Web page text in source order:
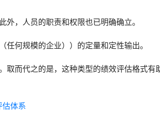
，人员的职责和权限也已明确确立。
何规模的企业））的定量和定性输出。
取而代之的是，这种类型的绩效评估格式有